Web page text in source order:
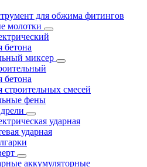
для обжима фитингов
молотки
бетона
миксер
бетона
строительных смесей
фены
ударная
ударная
аккумуляторные